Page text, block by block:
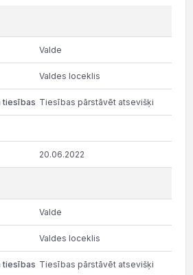
Valde
Valdes loceklis
Tiesības pārstāvēt atsevišķi
20.06.2022
Valde
Valdes loceklis
Tiesības pārstāvēt atsevišķi